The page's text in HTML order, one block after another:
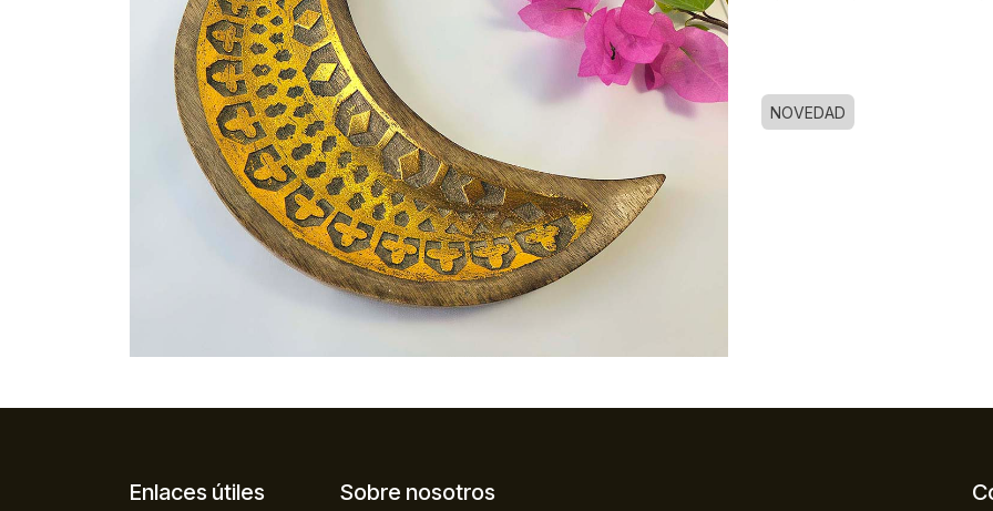
NOVEDAD
Enlaces útiles Sobre nosotros